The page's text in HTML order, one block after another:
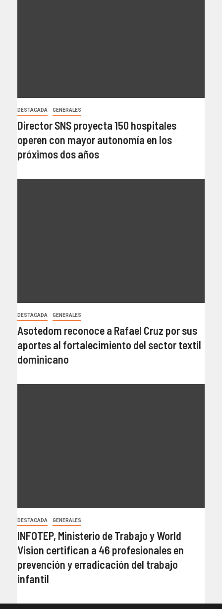
DESTACADA GENERALES
Director SNS proyecta 150 hospitales
operen con mayor autonomía en los
próximos dos años
DESTACADA GENERALES
Asotedom reconoce a Rafael Cruz por sus
aportes al fortalecimiento del sector textil
dominicano
DESTACADA GENERALES
INFOTEP, Ministerio de Trabajo y World
Vision certifican a 46 profesionales en
prevención y erradicación del trabajo
infantil